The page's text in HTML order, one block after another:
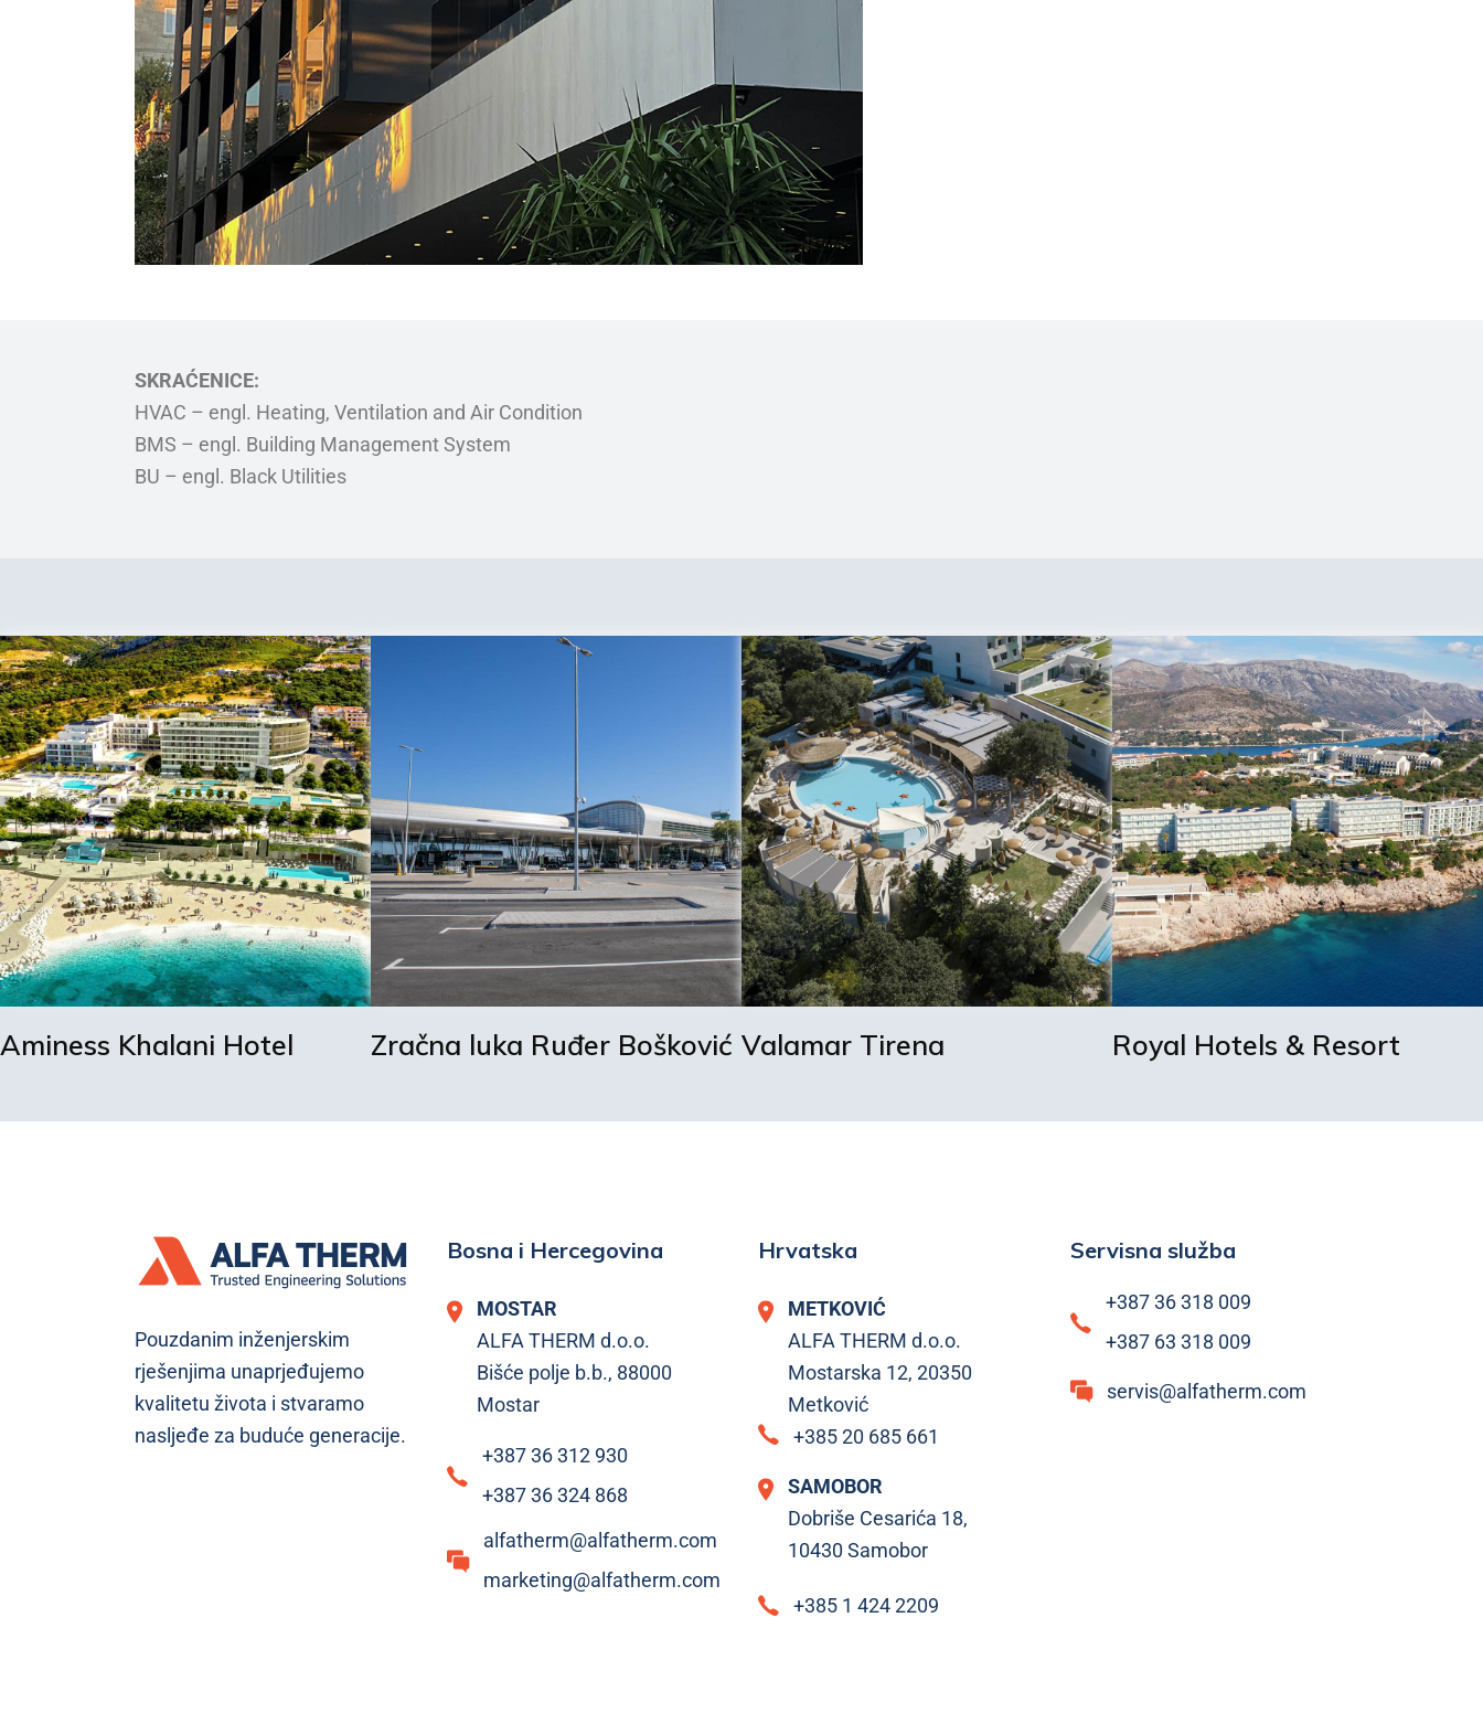
SKRAĆENICE:
HVAC – engl. Heating, Ventilation and Air Condition
BMS – engl. Building Management System
BU – engl. Black Utilities
Aminess Khalani Hotel Zračna luka Ruđer Bošković Valamar Tirena Royal Hotels & Resort
Pouzdanim inženjerskim
rješenjima unaprjeđujemo
kvalitetu života i stvaramo
nasljeđe za buduće generacije.
Bosna i Hercegovina
MOSTAR
ALFA THERM d.o.o.
Bišće polje b.b., 88000
Mostar
+387 36 312 930
+387 36 324 868
alfatherm@alfatherm.com
marketing@alfatherm.com
Hrvatska
METKOVIĆ
ALFA THERM d.o.o.
Mostarska 12, 20350
Metković
+385 20 685 661
SAMOBOR
Dobriše Cesarića 18,
10430 Samobor
+385 1 424 2209
Servisna služba
+387 36 318 009
+387 63 318 009
servis@alfatherm.com